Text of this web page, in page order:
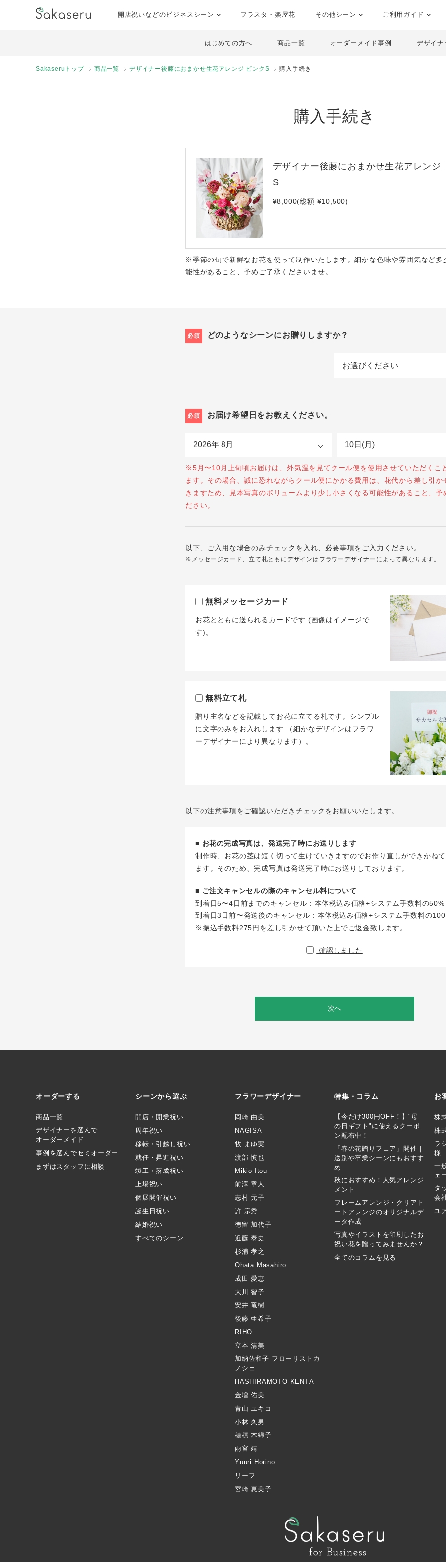
開店祝いなどのビジネスシーン フラスタ・楽屋花 その他シーン ご利用ガイド
はじめての方へ 商品一覧 オーダーメイド事例 デザイナ
Sakaseruトップ 商品一覧 デザイナー後藤におまかせ生花アレンジ ピンクS 購入手続き
購入手続き
デザイナー後藤におまかせ生花アレンジ
S
¥8,000(総額 ¥10,500)
※季節の旬で新鮮なお花を使って制作いたします。細かな色味や雰囲気など多
能性があること、予めご了承くださいませ。
必須 どのようなシーンにお贈りしますか？
必須 お届け希望日をお教えください。
※5月〜10月上旬頃お届けは、外気温を見てクール便を使用させていただくこ
ます。その場合、誠に恐れながらクール便にかかる費用は、花代から差し引か
きますため、見本写真のボリュームより少し小さくなる可能性があること、予
ださい。
以下、ご入用な場合のみチェックを入れ、必要事項をご入力ください。
※メッセージカード、立て札ともにデザインはフラワーデザイナーによって異なります。
無料メッセージカード
お花とともに送られるカードです (画像はイメージで
す)。
無料立て札
贈り主名などを記載してお花に立てる札です。シンプル
に文字のみをお入れします （細かなデザインはフラワ
ーデザイナーにより異なります）。
以下の注意事項をご確認いただきチェックをお願いいたします。
■ お花の完成写真は、発送完了時にお送りします
制作時、お花の茎は短く切って生けていきますのでお作り直しができかね
ます。そのため、完成写真は発送完了時にお送りしております。
■ ご注文キャンセルの際のキャンセル料について
到着日5〜4日前までのキャンセル：本体税込み価格+システム手数料の50%
到着日3日前〜発送後のキャンセル：本体税込み価格+システム手数料の
※振込手数料275円を差し引かせて頂いた上でご返金致します。
確認しました
次へ
オーダーする
商品一覧
デザイナーを選んで
オーダーメイド
事例を選んでセミオーダー
まずはスタッフに相談
シーンから選ぶ
開店・開業祝い
周年祝い
移転・引越し祝い
就任・昇進祝い
竣工・落成祝い
上場祝い
個展開催祝い
誕生日祝い
結婚祝い
すべてのシーン
フラワーデザイナー
岡崎 由美
NAGISA
牧 まゆ実
渡部 慎也
Mikio Itou
前澤 章人
志村 元子
許 宗秀
徳留 加代子
近藤 泰史
杉浦 孝之
Ohata Masahiro
成田 愛恵
大川 智子
安井 竜樹
後藤 亜希子
RIHO
立本 清美
加納佐和子 フローリストカ
ノシェ
HASHIRAMOTO KENTA
金増 佑美
青山 ユキコ
小林 久男
穂積 木綿子
雨宮 靖
Yuuri Horino
リーフ
宮崎 恵美子
特集・コラム
【今だけ300円OFF！】"母
の日ギフト"に使えるクーポ
ン配布中！
「春の花贈りフェア」開催｜
送別や卒業シーンにもおすす
め
秋におすすめ！人気アレンジ
メント
フレームアレンジ・クリアト
ートアレンジのオリジナルデ
ータ作成
写真やイラストを印刷したお
祝い花を贈ってみませんか？
全てのコラムを見る
お
株
株
ラ
様
一
ェ
タ
会
ユ